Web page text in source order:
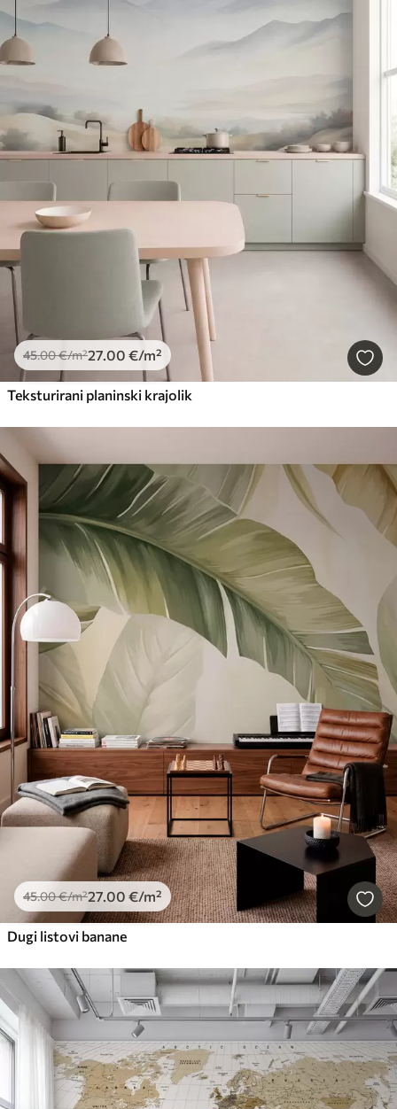
45.00€/m²27.00 €/m²
Teksturirani planinski krajolik
45.00€/m²27.00 €/m²
Dugi listovi banane